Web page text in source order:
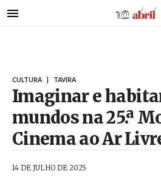
para
CULTURA TAVIRA
Imaginar e
mundos na 25.ª
Cinema ao Ar
14 DE JULHO DE 2025